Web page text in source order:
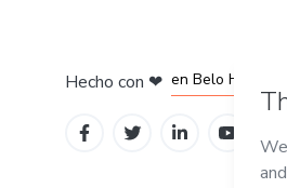
Hecho con ❤ en Belo Horizonte